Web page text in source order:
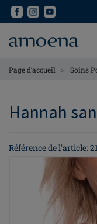
Skip
content
Skip
content
Page d’accueil > Soins
Hannah
Référence de l'article: